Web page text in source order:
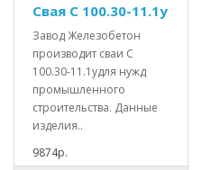
Свая С 100.30-11.1у
Завод Железобетон
производит сваи С
100.30-11.1удля нужд
промышленного
строительства. Данные
изделия..
9874р.